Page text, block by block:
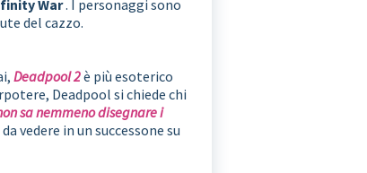
War. I personaggi sono
del cazzo.
Deadpool 2è più esoterico
Deadpool si chiede chi
sa nemmeno disegnare i
vedere in un successone su